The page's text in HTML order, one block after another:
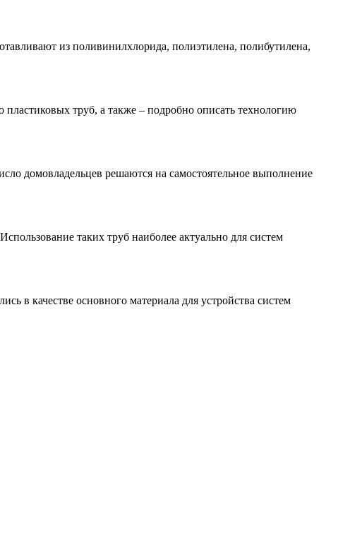
из поливинилхлорида, полиэтилена, полибутилена,
пластиковых труб, а также – подробно описать технологию
домовладельцев решаются на самостоятельное выполнение
таких труб наиболее актуально для систем
в качестве основного материала для устройства систем